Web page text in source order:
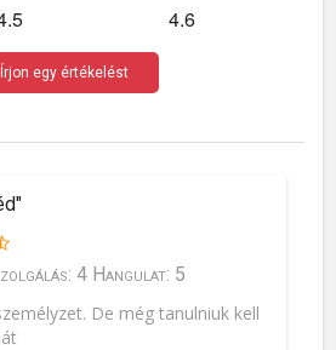
4.6
Írjon egy értékelést
4 Hangulat: 5
De még tanulniuk kell